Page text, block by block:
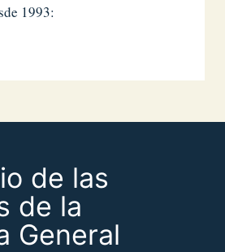
1993:
de las
de la
General